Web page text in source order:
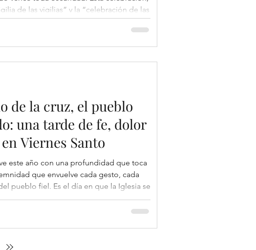
de las vigilias” y la “celebración de las
en el corazón mismo del misterio
del Señor. Desde el inicio, con la
y el encend
de la cruz, el pueblo
una tarde de fe, dolor
Viernes Santo
que envuelve cada gesto, cada
pueblo fiel. Es el día en que la Iglesia se
de la cruz, contemplando el amor
un amor que no se reserva nada y que
no es vacío, sino pr